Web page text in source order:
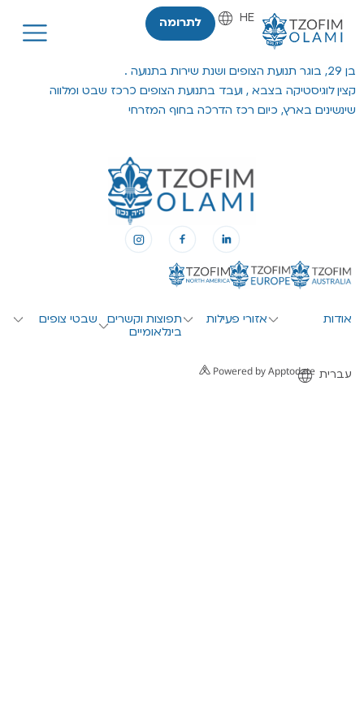
HE
EN לתרומה
בן 29, בוגר תנועת הצופים ושנת שירות בתנועה .
קצין לוגיסטיקה בצבא , ועבד בתנועת הצופים כרכז שבט ומלווה
שינשינים בארץ, כיום רכז הדרכה בחוף המזרחי
אודות אזורי פעילות
תפוצות וקשרים
בינלאומיים
שבטי צופים
עברית
English
Powered by Apptodate